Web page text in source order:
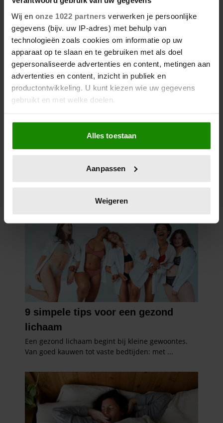
Wij en onze 1022 partners verwerken je persoonlijke
gegevens (bijv. uw IP-adres) met behulp van
technologieën zoals cookies om informatie op uw
apparaat op te slaan en te gebruiken met als doel
gepersonaliseerde advertenties en content, metingen aan
advertenties en content, inzicht in publiek en
productontwikkeling. U kunt kiezen wie uw gegevens
gebruikt en met welke doelen.
Als u het toestaat, willen we ook graag:
Informatie verzamelen over uw geografische
locatie, die tot een paar meter nauwkeurig kan zijn
scannen op specifieke eigenschappen (fingerprinting)
verwerkt en stel uw voorkeuren in het
intrekken in de Cookieverklaring.
We gebruiken cookies om content en advertenties te
personaliseren, om functies voor social media te bieden
en om ons websiteverkeer te analyseren. Ook delen we
informatie over uw gebruik van onze site met onze
partners voor social media, adverteren en analyse. Deze
partners kunnen deze gegevens combineren met andere
informatie die u aan ze heeft verstrekt of die ze hebben
verzameld op basis van uw gebruik van hun services. U
gaat akkoord met onze cookies als u onze website blijft
gebruiken.
Alles toestaan
Aanpassen
Weigeren
Dokter Tamara over waarom